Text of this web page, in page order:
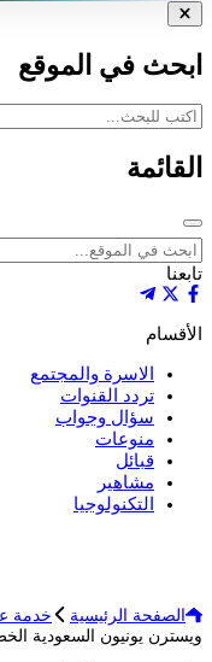
إغلاق
ابحث في الموقع
القائمة
إغلاق
بحث
تابعنا
الأقسام
الاسرة والمجتمع
تردد القنوات
سؤال وجواب
منوعات
قبائل
مشاهير
التكنولوجيا
الصفحة الرئيسية خدمة
ويسترن يونيون السعودية الخط الساخن